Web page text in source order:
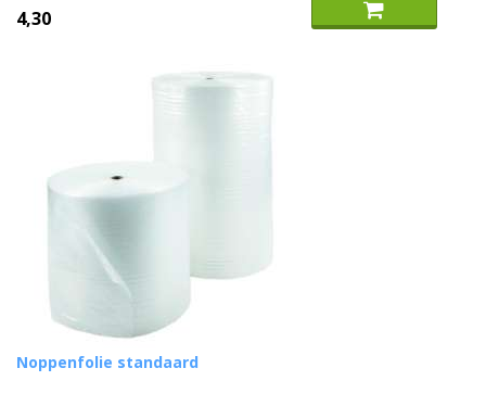
4,30
Noppenfolie standaard